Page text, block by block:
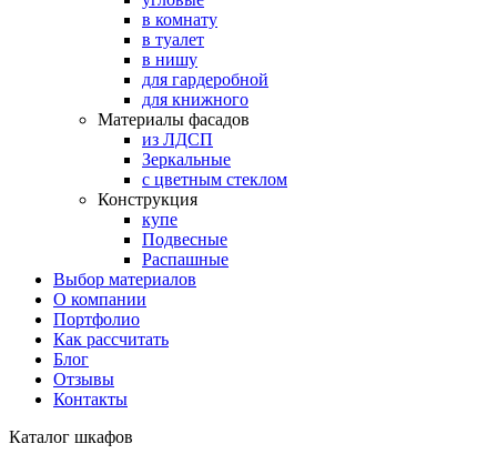
в комнату
в туалет
в нишу
для гардеробной
для книжного
Материалы фасадов
из ЛДСП
Зеркальные
с цветным стеклом
Конструкция
купе
Подвесные
Распашные
Выбор материалов
О компании
Портфолио
Как рассчитать
Блог
Отзывы
Контакты
Каталог шкафов